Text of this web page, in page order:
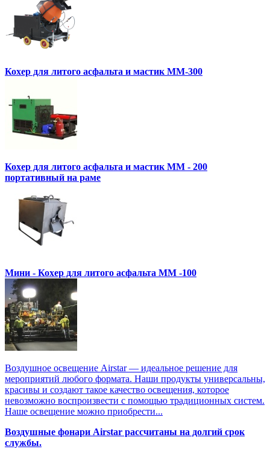
Кохер для литого асфальта и мастик MM-300
Кохер для литого асфальта и мастик MM - 200
портативный на раме
Мини - Кохер для литого асфальта MM -100
Воздушное освещение Airstar — идеальное решение для
мероприятий любого формата. Наши продукты универсальны,
красивы и создают такое качество освещения, которое
невозможно воспроизвести с помощью традиционных систем.
Наше освещение можно приобрести...
Воздушные фонари Airstar рассчитаны на долгий срок
службы.